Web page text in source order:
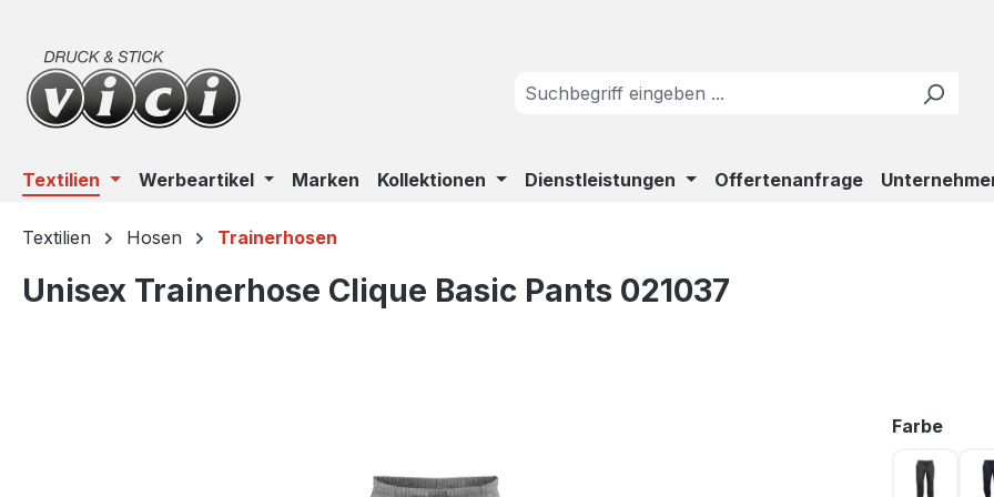
Textilien Werbeartikel Marken Kollektionen Dienstleistungen Offertenanfrage
Textilien Hosen Trainerhosen
Unisex Trainerhose Clique Basic Pants 021037
Farbe